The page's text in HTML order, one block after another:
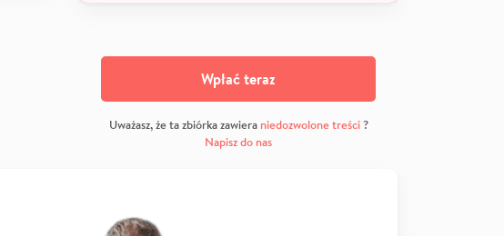
Wpłać teraz
Uważasz, że ta zbiórka zawiera niedozwolone treści?
Napisz do nas